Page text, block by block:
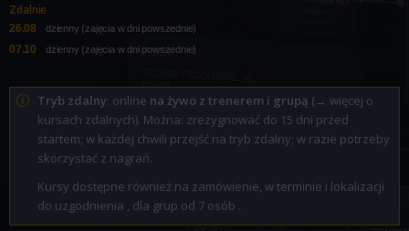
Zdalnie
26.08 dzienny (zajęcia w dni powszednie)
07.10 dzienny (zajęcia w dni powszednie)
Tryb zdalny: online na żywo z trenerem i grupą ( → więcej o
kursach zdalnych). Można: zrezygnować do 15 dni przed
startem; w każdej chwili przejść na tryb zdalny; w razie potrzeby
skorzystać z nagrań.
Kursy dostępne również na zamówienie, w terminie i lokalizacji
do uzgodnienia , dla grup od 7 osób .